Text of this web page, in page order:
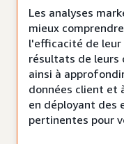
Les analyses
mieux
l'efficacité de leur
résultats de leurs
ainsi à
données client et
en déployant des
pertinentes pour